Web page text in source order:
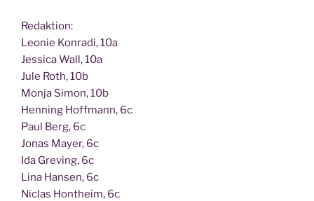
Redak­ti­on:
Leo­nie Kon­ra­di, 10a
Jes­si­ca Wall, 10a
Jule Roth, 10b
Mon­ja Simon, 10b
Hen­ning Hoff­mann, 6c
Paul Berg, 6c
Jonas May­er, 6c
Ida Gre­ving, 6c
Lina Han­sen, 6c
Nic­las Hont­heim, 6c